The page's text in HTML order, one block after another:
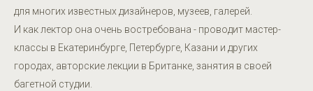
для многих известных дизайнеров, музеев, галерей.
И как лектор она очень востребована - проводит мастер-
классы в Екатеринбурге, Петербурге, Казани и других
городах, авторские лекции в Британке, занятия в своей
багетной студии.